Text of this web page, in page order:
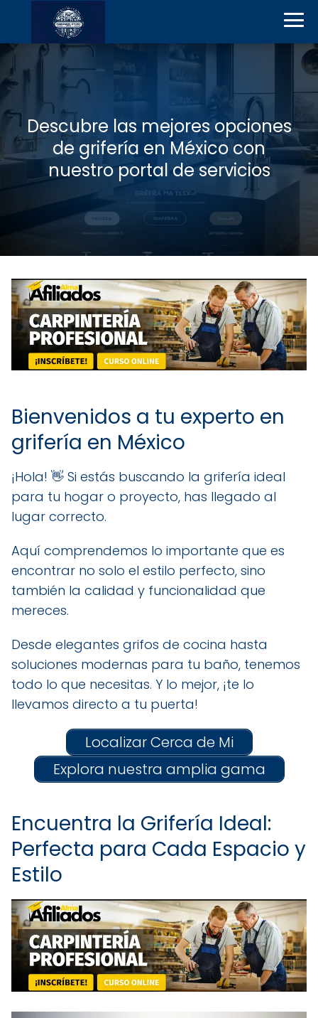
Descubre las mejores opciones
de grifería en México con
nuestro portal de servicios
Bienvenidos a tu experto en
grifería en México
¡Hola! 👋 Si estás buscando la grifería ideal
para tu hogar o proyecto, has llegado al
lugar correcto.
Aquí comprendemos lo importante que es
encontrar no solo el estilo perfecto, sino
también la calidad y funcionalidad que
mereces.
Desde elegantes grifos de cocina hasta
soluciones modernas para tu baño, tenemos
todo lo que necesitas. Y lo mejor, ¡te lo
llevamos directo a tu puerta!
Localizar Cerca de Mi
Explora nuestra amplia gama
Encuentra la Grifería Ideal:
Perfecta para Cada Espacio y
Estilo